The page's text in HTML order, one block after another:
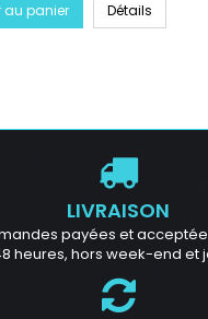
au panier Détails
LIVRAISON
payées et
heures, hors week-end et